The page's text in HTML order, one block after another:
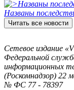
Названы
Читать все новости
Сетевое издание
Федеральной
информационных
(Роскомнадзор) 22
№ ФС 77 - 78397